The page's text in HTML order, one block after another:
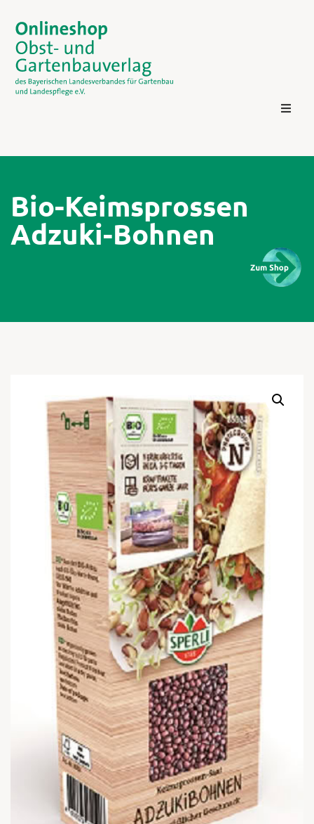
Kontakt
Zum
Bio-Keimsprossen
Adzuki-Bohnen